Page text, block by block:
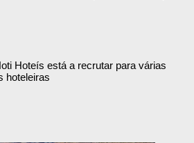
Hoteís está a recrutar para várias
hoteleiras